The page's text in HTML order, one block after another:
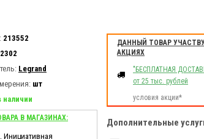
213552
Legrand
шт
наличии
В МАГАЗИНАХ:
Инициативная
ДАННЫЙ ТОВАР
АКЦИЯХ
"БЕСПЛАТНАЯ
от 25 тыс. рублей
условия акции*
Дополнительные